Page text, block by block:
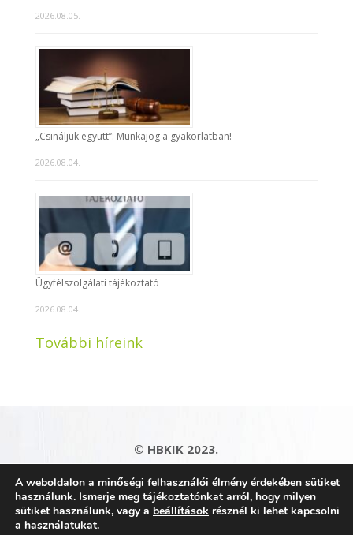
2026.08.05.
„Csináljuk együtt”: Munkajog a gyakorlatban!
2026.08.04.
Ügyfélszolgálati tájékoztató
2026.08.04.
További híreink
© HBKIK 2023.
Adatkezelési tájékoztató|Impresszum|
Kapcsolat|Honlaptérkép
A weboldalon a minőségi felhasználói élmény érdekében sütiket
használunk. Ismerje meg tájékoztatónkat arról, hogy milyen
sütiket használunk, vagy a beállítások résznél ki lehet kapcsolni
a használatukat.